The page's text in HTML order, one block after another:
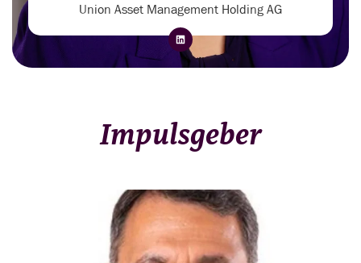
Union Asset Management Holding AG
Impulsgeber